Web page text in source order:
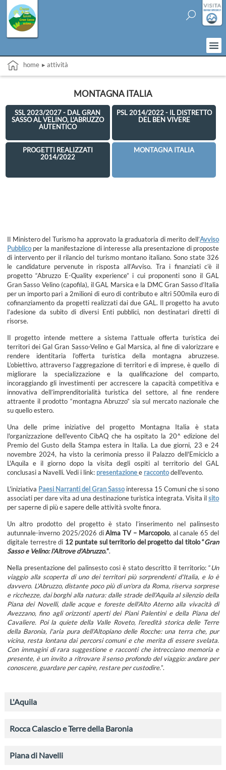
home ▸ attività
MONTAGNA ITALIA
SSL 2023/2027 - DAL GRAN
SASSO AL VELINO, L'ABRUZZO
AUTENTICO
PSL 2014/2022 - IL DISTRETTO
DEL BEN VIVERE
PROGETTI REALIZZATI
2014/2022
MONTAGNA ITALIA
Il Ministero del Turismo ha approvato la graduatoria di merito dell’Avviso
Pubblicoper la manifestazione di interesse alla presentazione di proposte
di intervento per il rilancio del turismo montano italiano. Sono state 326
le candidature pervenute in risposta all’Avviso. Tra i finanziati c’è il
progetto “Abruzzo E-Quality experience” i cui proponenti sono il GAL
Gran Sasso Velino (capofila), il GAL Marsica e la DMC Gran Sasso d’Italia
per un importo pari a 2milioni di euro di contributo e altri 500mila euro di
cofinanziamento da progetti realizzati dai due GAL. Il progetto ha avuto
l’adesione da subito di diversi Enti pubblici, non destinatari diretti di
risorse.
Il progetto intende mettere a sistema l’attuale offerta turistica dei
territori dei Gal Gran Sasso-Velino e Gal Marsica, al fine di valorizzare e
rendere identitaria l’offerta turistica della montagna abruzzese.
L’obiettivo, attraverso l’aggregazione di territori e di imprese, è quello di
migliorare la specializzazione e la qualificazione del comparto,
incoraggiando gli investimenti per accrescere la capacità competitiva e
innovativa dell’imprenditorialità turistica del settore, al fine rendere
attraente il prodotto “montagna Abruzzo” sia sul mercato nazionale che
su quello estero.
Una delle prime iniziative del progetto Montagna Italia è stata
l'organizzazione dell'evento CibAQ che ha ospitato la 20^ edizione del
Premio del Gusto della Stampa estera in Italia. La due giorni, 23 e 24
novembre 2024, ha visto la cerimonia presso il Palazzo dell'Emiciclo a
L'Aquila e il giorno dopo la visita degli ospiti al territorio del GAL
conclusasi a Navelli. Vedi i link: presentazionee raccontodell'evento.
L'iniziativa Paesi Narranti del Gran Sassointeressa 15 Comuni che si sono
associati per dare vita ad una destinazione turistica integrata. Visita ilsito
per saperne di più e sapere delle attività svolte finora.
Un altro prodotto del progetto è stato l’inserimento nel palinsesto
autunnale-inverno 2025/2026 diAlma TV – Marcopolo, al canale 65 del
digitale terrestre di 12 puntate sul territorio del progetto dal titolo “Gran
Sasso e Velino: l'Altrove d'Abruzzo.”.
Nella presentazione del palinsesto così è stato descritto il territorio: “Un
viaggio alla scoperta di uno dei territori più sorprendenti d'Italia, e lo è
davvero. L'Abruzzo, distante poco più di un'ora da Roma, riserva sorprese
e ricchezze, dai borghi alla natura: dalle strade dell'Aquila al silenzio della
Piana dei Novelli, dalle acque e foreste dell'Alto Aterno alla vivacità di
Avezzano, fino agli orizzonti aperti dei Piani Palentini e della Piana del
Cavaliere. Poi la quiete della Valle Roveto, l'eredità storica delle Terre
della Baronia, l'aria pura dell'Altopiano delle Rocche: una terra che, pur
vicina, resta lontana dai percorsi comuni e che merita di essere svelata.
Con immagini di rara suggestione e racconti che intrecciano memoria e
presente, è un invito a ritrovare il senso profondo del viaggio: andare per
conoscere, guardare per capire, restare per custodire.”.
L'Aquila
Rocca Calascio e Terre della Baronia
Piana di Navelli